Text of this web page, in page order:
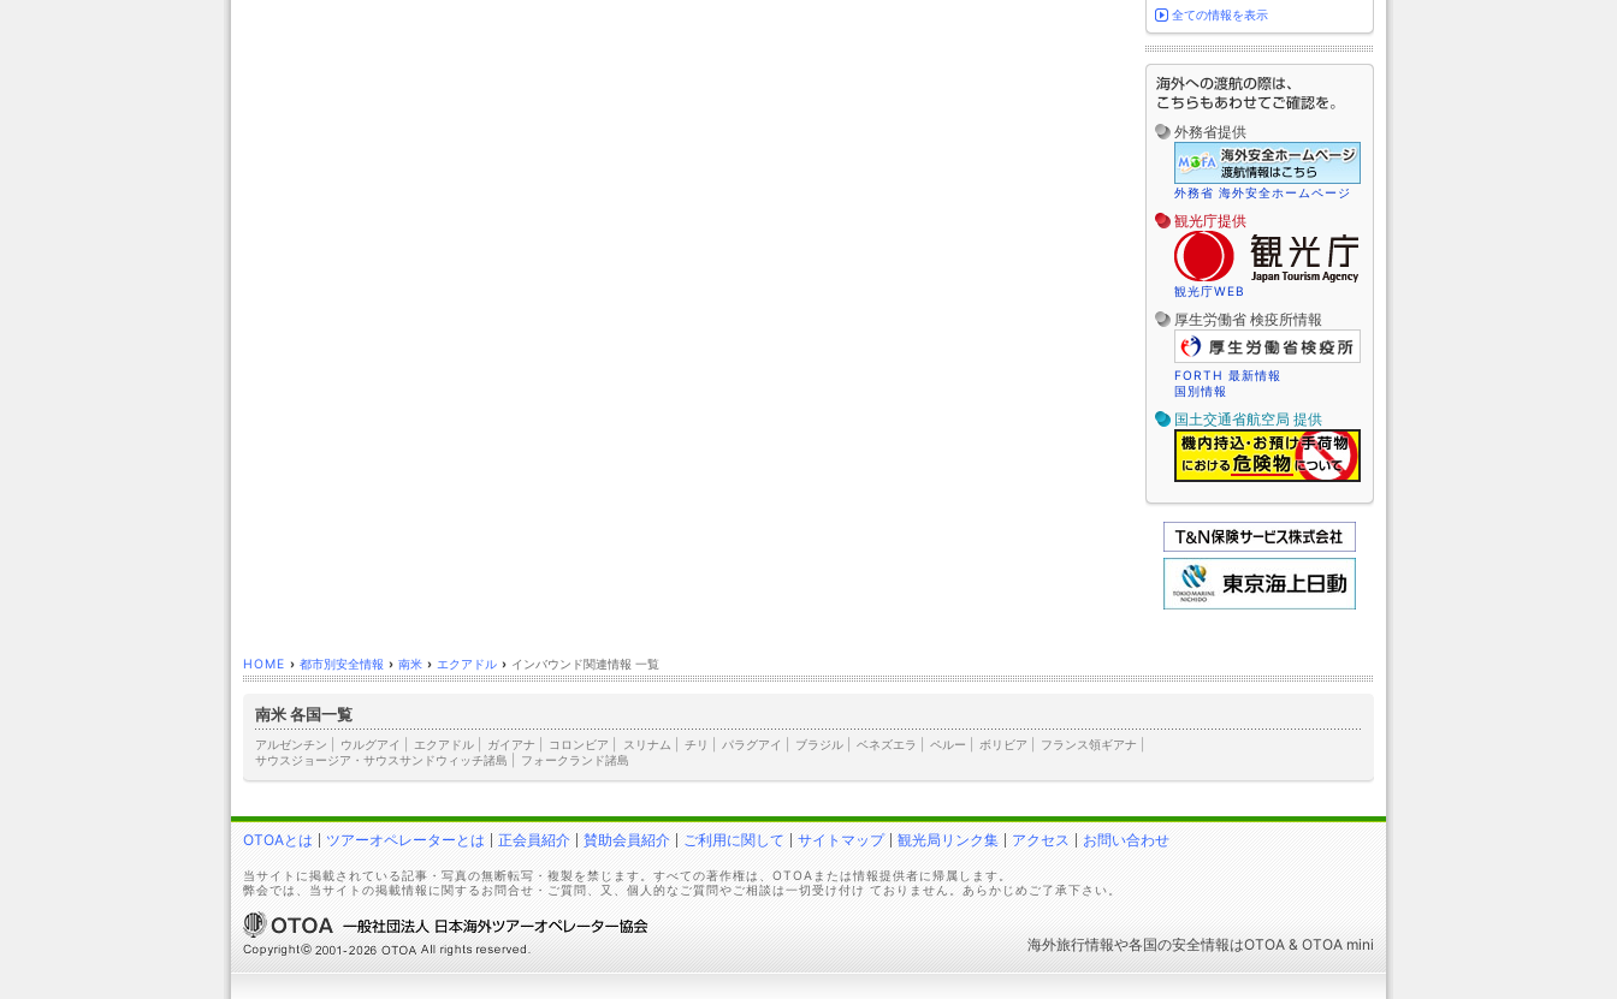
全ての情報を表示
外務省提供
外務省 海外安全ホームページ
観光庁提供
観光庁WEB
厚生労働省 検疫所情報
FORTH 最新情報
国別情報
国土交通省航空局 提供
HOME › 都市別安全情報 › 南米 › エクアドル › インバウンド関連情報 一覧
南米 各国一覧
アルゼンチン ウルグアイ エクアドル ガイアナ コロンビア スリナム チリ パラグアイ ブラジル| ベネズエラ ペルー ボリビア フランス領ギアナ
サウスジョージア・サウスサンドウィッチ諸島
フォークランド諸島
OTOAとは ツアーオペレーターとは 正会員紹介 賛助会員紹介 ご利用に関して サイトマップ 観光局リンク集 アクセス お問い合わせ
当サイトに掲載されている記事・写真の無断転写・複製を禁じます。すべての著作権は、OTOAまたは情報提供者に帰属します。
弊会では、当サイトの掲載情報に関するお問合せ・ご質問、又、個人的なご質問やご相談は一切受け付け ておりません。あらかじめご了承下さい。
海外旅行情報や各国の安全情報はOTOA & OTOA mini